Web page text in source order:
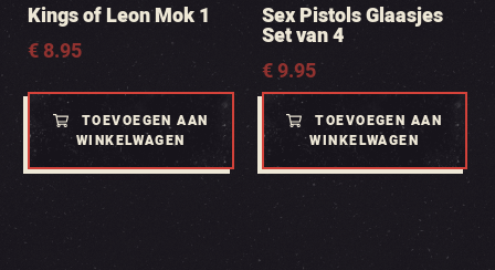
Kings of Leon Mok 1
€8.95
TOEVOEGEN AAN
WINKELWAGEN
Sex Pistols Glaasjes
Set van 4
€9.95
TOEVOEGEN AAN
WINKELWAGEN